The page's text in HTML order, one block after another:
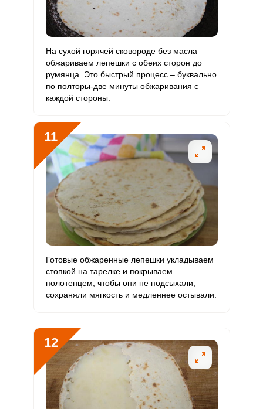
На сухой горячей сковороде без масла
обжариваем лепешки с обеих сторон до
румянца. Это быстрый процесс – буквально
по полторы-две минуты обжаривания с
каждой стороны.
11
Готовые обжаренные лепешки укладываем
стопкой на тарелке и покрываем
полотенцем, чтобы они не подсыхали,
сохраняли мягкость и медленнее остывали.
12